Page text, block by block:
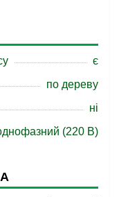
є
по дереву
ні
(220 В)